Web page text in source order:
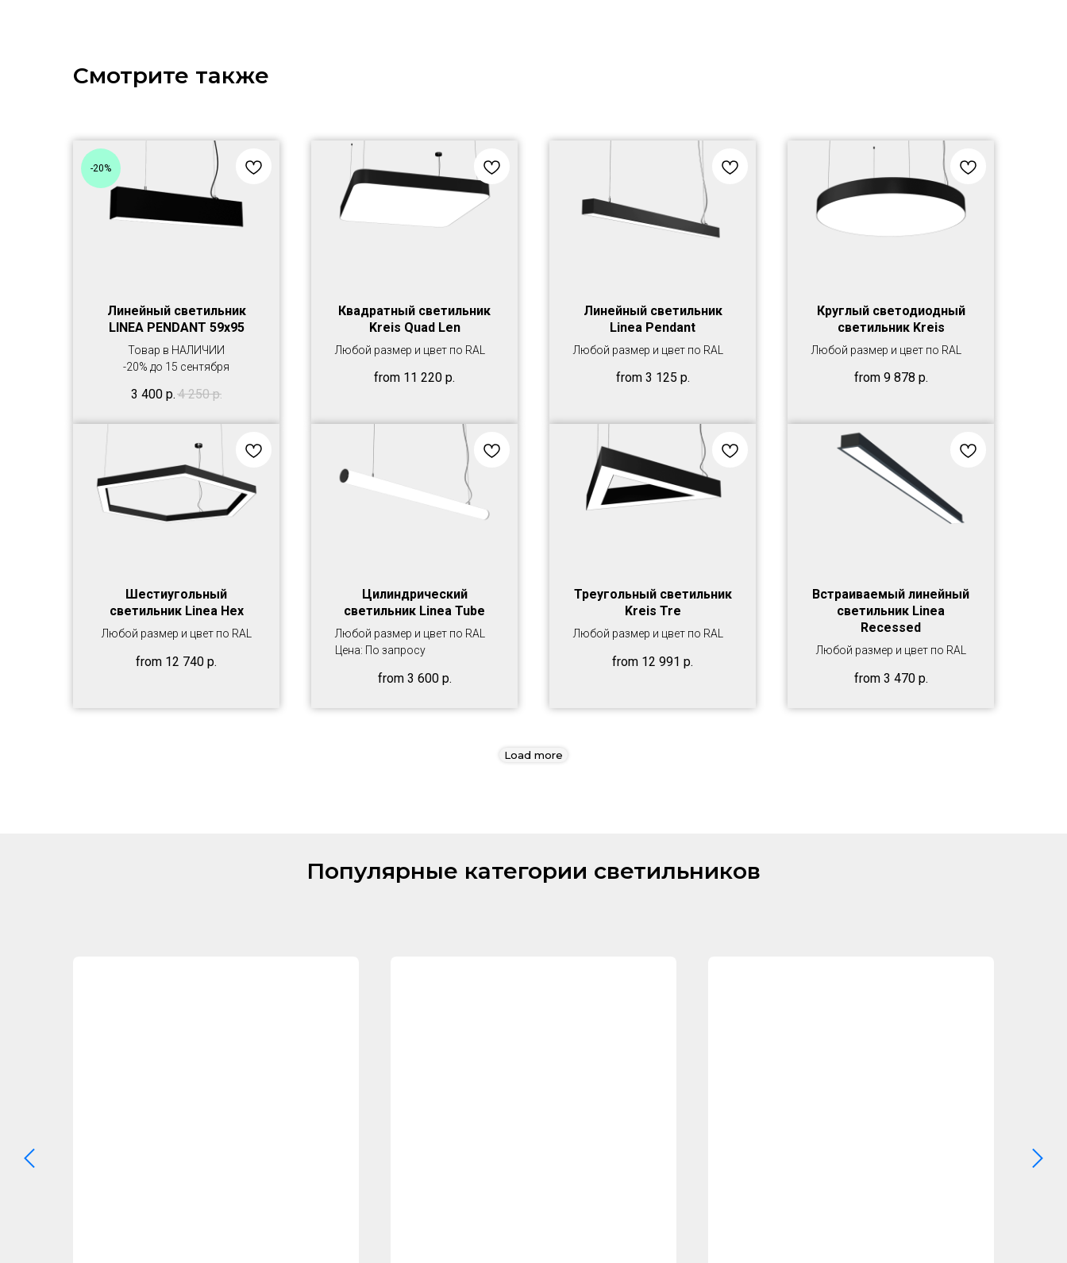
Смотрите также
-20%
Линейный светильник
LINEA PENDANT 59х95
Товар в НАЛИЧИИ
-20% до 15 сентября
3 400 р.4 250 р.
Квадратный светильник
Kreis Quad Len
Любой размер и цвет по RAL
from 11 220 р.
Линейный светильник
Linea Pendant
Любой размер и цвет по RAL
from 3 125 р.
Круглый светодиодный
светильник Kreis
Любой размер и цвет по RAL
from 9 878 р.
Шестиугольный
светильник Linea Hex
Любой размер и цвет по RAL
from 12 740 р.
Цилиндрический
светильник Linea Tube
Любой размер и цвет по RAL
Цена: По запросу
from 3 600 р.
Треугольный светильник
Kreis Tre
Любой размер и цвет по RAL
from 12 991 р.
Встраиваемый линейный
светильник Linea
Recessed
Любой размер и цвет по RAL
from 3 470 р.
Load more
Популярные категории светильников